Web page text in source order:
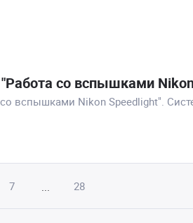
со вспышками
вспышками Nikon Speedlight".
7 ... 28